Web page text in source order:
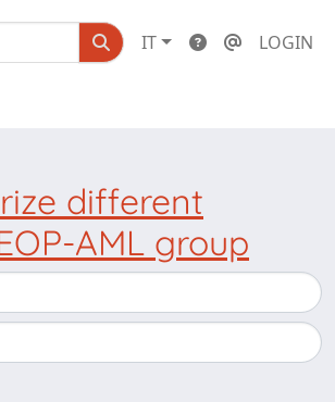
IT LOGIN
different
AML group